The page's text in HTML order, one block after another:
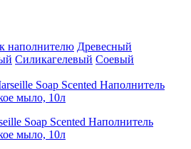
наполнителю Древесный
Силикагелевый Соевый
Soap Scented Наполнитель
мыло, 10л